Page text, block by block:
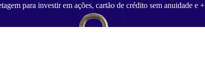
para investir em ações, cartão de crédito sem anuidade e +